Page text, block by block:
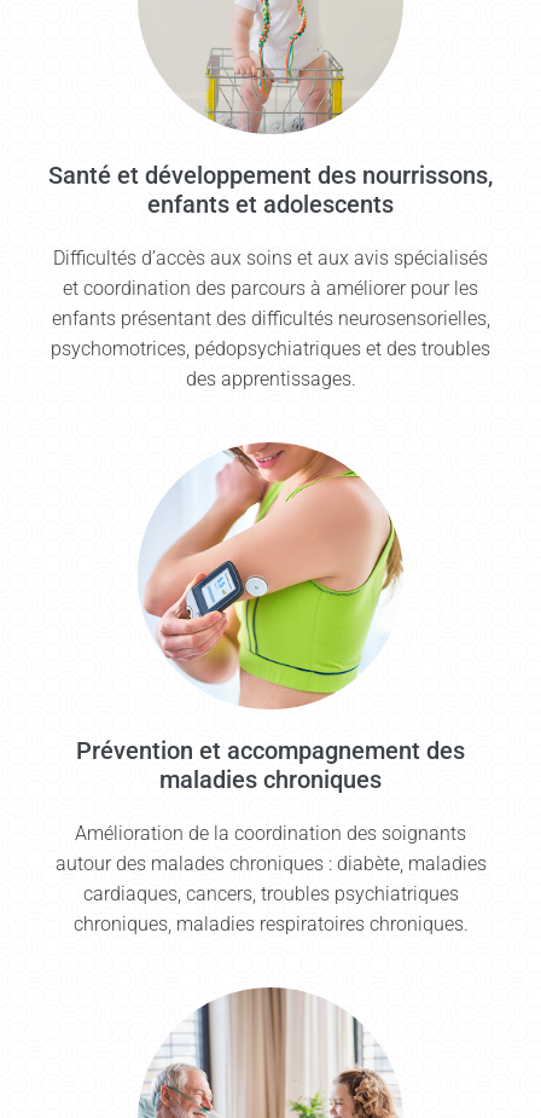
Santé et développement des nourrissons,
enfants et adolescents
Difficultés d’accès aux soins et aux avis spécialisés
et coordination des parcours à améliorer pour les
enfants présentant des difficultés neurosensorielles,
psychomotrices, pédopsychiatriques et des troubles
des apprentissages.
Prévention et accompagnement des
maladies chroniques
Amélioration de la coordination des soignants
autour des malades chroniques : diabète, maladies
cardiaques, cancers, troubles psychiatriques
chroniques, maladies respiratoires chroniques.